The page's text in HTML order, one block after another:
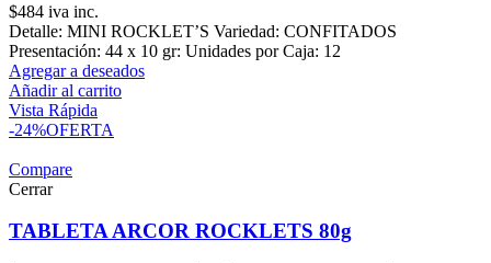
$484 iva inc.
Detalle: MINI ROCKLET’S Variedad: CONFITADOS
Presentación: 44 x 10 gr: Unidades por Caja: 12
Agregar a deseados
Añadir al carrito
Vista Rápida
-24%OFERTA
Compare
Cerrar
TABLETA ARCOR ROCKLETS 80g